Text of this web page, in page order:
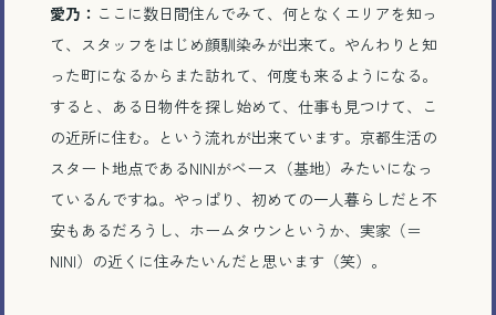
愛乃： ここに数日間住んでみて、何となくエリアを知っ
て、スタッフをはじめ顔馴染みが出来て。やんわりと知
った町になるからまた訪れて、何度も来るようになる。
すると、ある日物件を探し始めて、仕事も見つけて、こ
の近所に住む。という流れが出来ています。京都生活の
スタート地点であるNINIがベース（基地）みたいになっ
ているんですね。やっぱり、初めての一人暮らしだと不
安もあるだろうし、ホームタウンというか、実家（＝
NINI）の近くに住みたいんだと思います（笑）。